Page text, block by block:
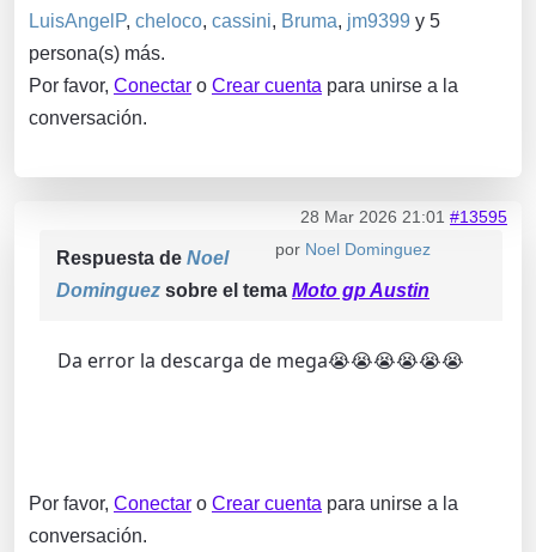
LuisAngelP, cheloco, cassini, Bruma, jm9399 y 5
persona(s) más.
Por favor, Conectar o Crear cuenta para unirse a la
conversación.
28 Mar 2026 21:01 #13595
por Noel Dominguez
Respuesta de Noel
Dominguez sobre el tema Moto gp Austin
Da error la descarga de mega😭😭😭😭😭😭
Por favor, Conectar o Crear cuenta para unirse a la
conversación.